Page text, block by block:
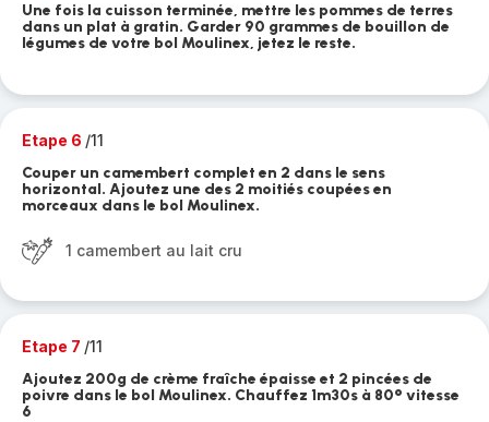
Une fois la cuisson terminée, mettre les pommes de terres
dans un plat à gratin. Garder 90 grammes de bouillon de
légumes de votre bol Moulinex, jetez le reste.
Etape 6 /11
Couper un camembert complet en 2 dans le sens
horizontal. Ajoutez une des 2 moitiés coupées en
morceaux dans le bol Moulinex.
1 camembert au lait cru
Etape 7 /11
Ajoutez 200g de crème fraîche épaisse et 2 pincées de
poivre dans le bol Moulinex. Chauffez 1m30s à 80° vitesse
6